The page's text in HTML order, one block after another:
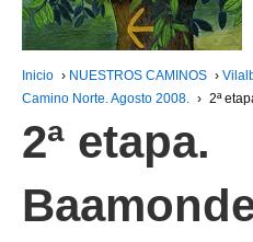
Inicio › NUESTROS CAMINOS ›
Camino Norte. Agosto 2008. › 2ª
2ª etapa.